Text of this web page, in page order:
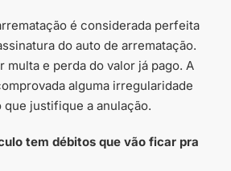
é considerada perfeita
do auto de arrematação.
multa e perda do valor já pago. A
alguma irregularidade
justifique a anulação.
tem débitos que vão ficar pra